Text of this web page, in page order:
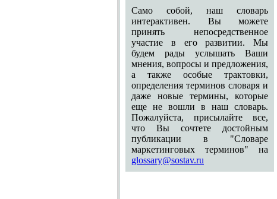
Само собой, наш словарь
интерактивен. Вы можете
принять непосредственное
участие в его развитии. Мы
будем рады услышать Ваши
мнения, вопросы и предложения,
а также особые трактовки,
определения терминов словаря и
даже новые термины, которые
еще не вошли в наш словарь.
Пожалуйста, присылайте все,
что Вы сочтете достойным
публикации в "Словаре
маркетинговых терминов" на
glossary@sostav.ru